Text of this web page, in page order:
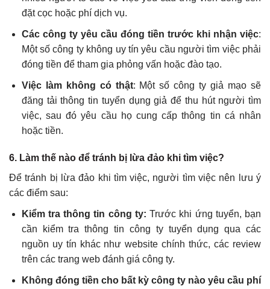
đặt cọc hoặc phí dịch vụ.
Các công ty yêu cầu đóng tiền trước khi nhận việc:
Một số công ty không uy tín yêu cầu người tìm việc phải
đóng tiền để tham gia phỏng vấn hoặc đào tạo.
Việc làm không có thật: Một số công ty giả mạo sẽ
đăng tải thông tin tuyển dụng giả để thu hút người tìm
việc, sau đó yêu cầu họ cung cấp thông tin cá nhân
hoặc tiền.
6. Làm thế nào để tránh bị lừa đảo khi tìm việc?
Để tránh bị lừa đảo khi tìm việc, người tìm việc nên lưu ý
các điểm sau:
Kiểm tra thông tin công ty: Trước khi ứng tuyển, bạn
cần kiểm tra thông tin công ty tuyển dụng qua các
nguồn uy tín khác như website chính thức, các review
trên các trang web đánh giá công ty.
Không đóng tiền cho bất kỳ công ty nào yêu cầu phí